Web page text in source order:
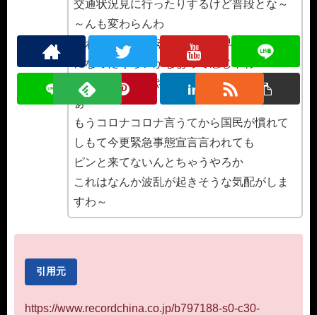
交通状況見に行ったりするけど普段とな～
～んも変わらんわ
変わった事と言えば飲食店が早く閉まる様
になったぐらいかなぁって感じやわ
こりゃ安倍さんやってもうた感ありますな
ぁ
もうコロナコロナ言うてから国民が慣れて
しもて今更緊急事態宣言言われても
ピンと来てないんとちゃうやろか
これはなんか波乱が起きそうな気配がしま
すわ～
引用元
https://www.recordchina.co.jp/b797188-s0-c30-